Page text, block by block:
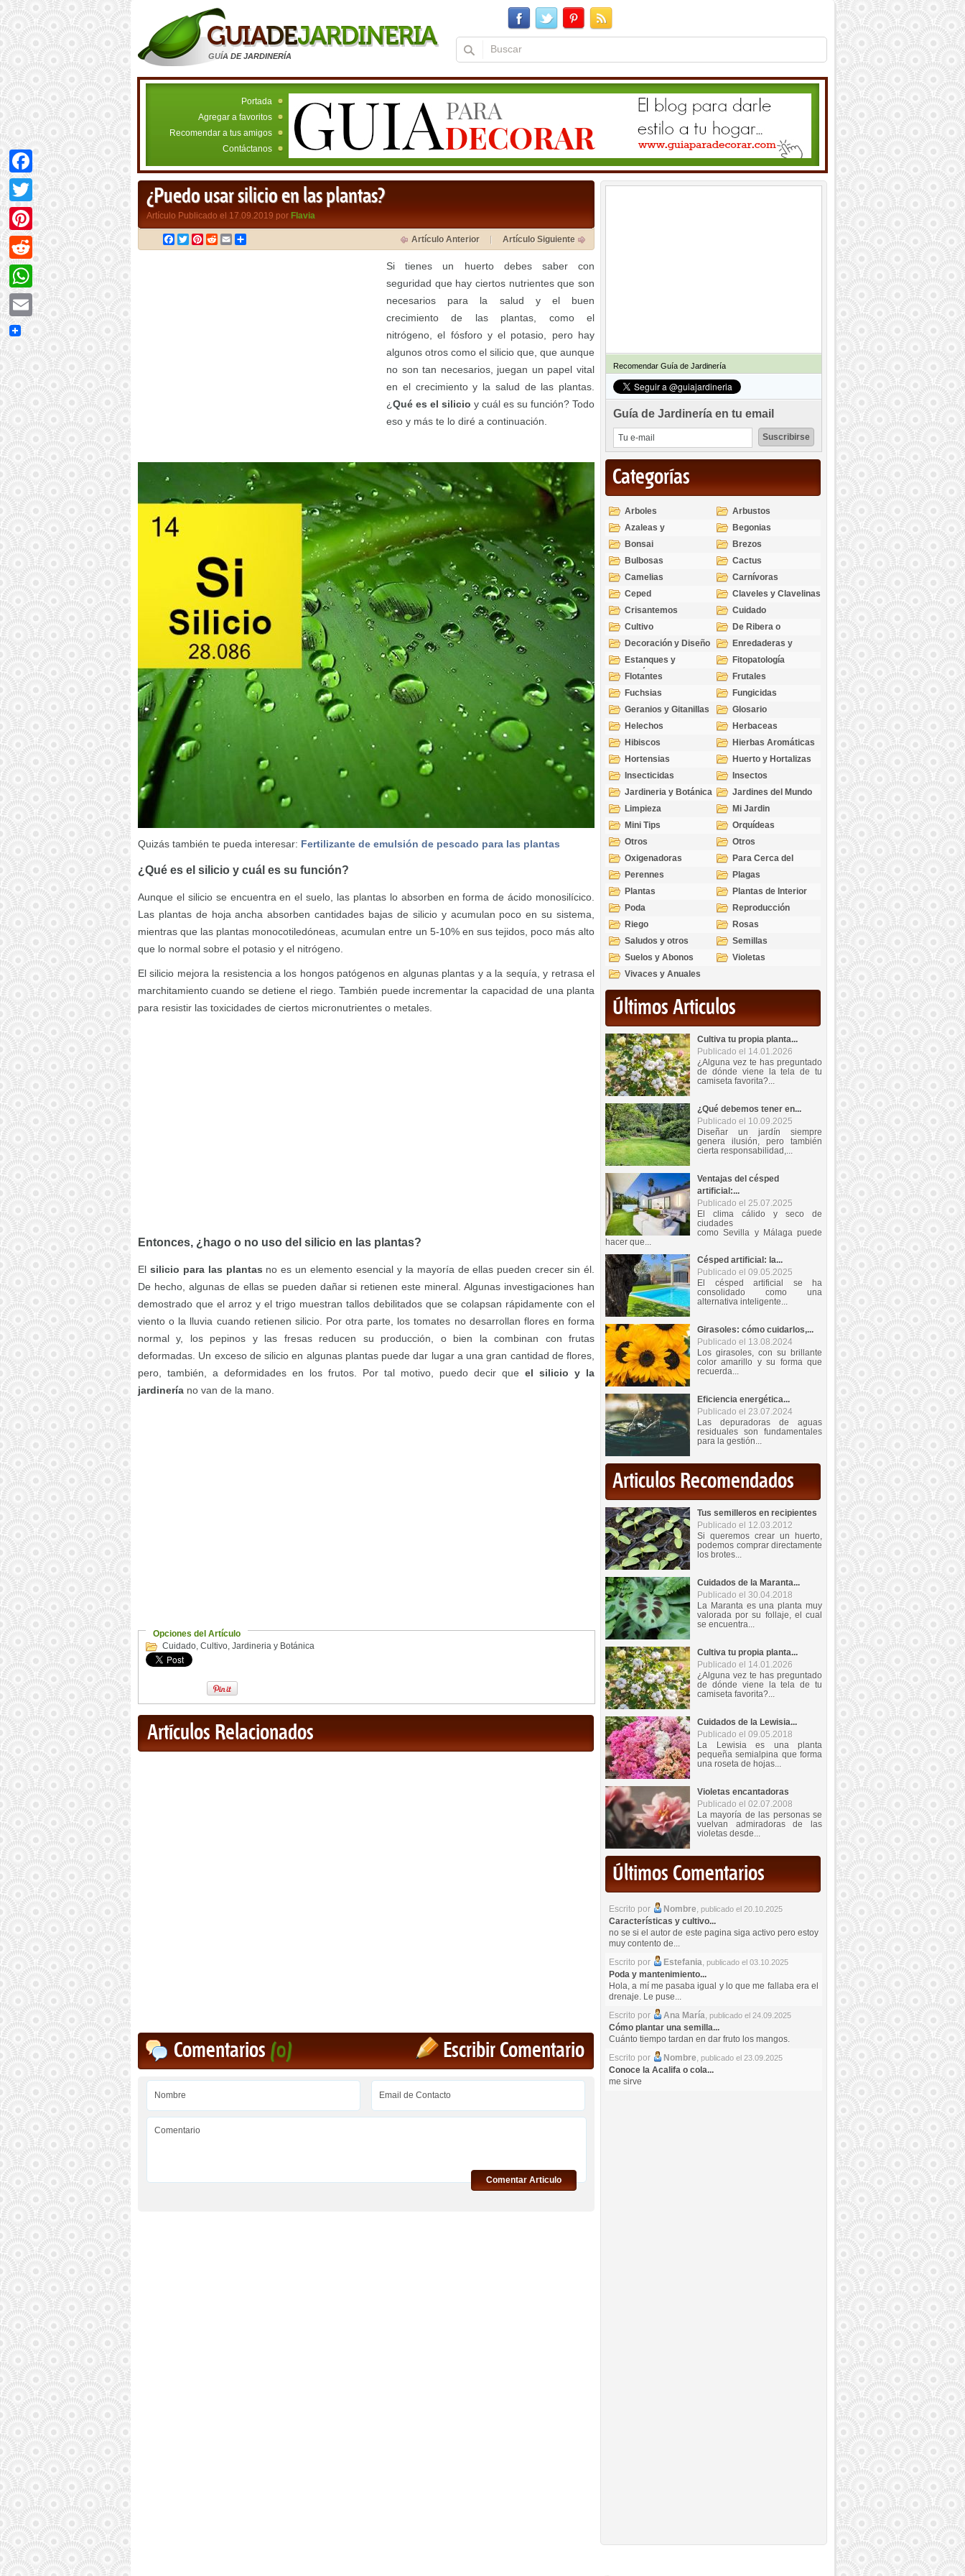
GUÍA DE JARDINERÍA
Portada
Agregar a favoritos
Recomendar a tus amigos
Contáctanos
¿Puedo usar silicio en las plantas?
Artículo Publicado el 17.09.2019 por Flavia
Facebook
TwitterPinterest
RedditEmail Artículo Anterior Artículo Siguiente
Si tienes un huerto debes saber con
seguridad que hay ciertos nutrientes que son
necesarios para la salud y el buen
crecimiento de las plantas, como el
nitrógeno, el fósforo y el potasio, pero hay
algunos otros como el silicio que, que aunque
no son tan necesarios, juegan un papel vital
en el crecimiento y la salud de las plantas.
¿Qué es el silicio y cuál es su función? Todo
eso y más te lo diré a continuación.
Quizás también te pueda interesar: Fertilizante de emulsión de pescado para las plantas
¿Qué es el silicio y cuál es su función?
Aunque el silicio se encuentra en el suelo, las plantas lo absorben en forma de ácido monosilícico.
Las plantas de hoja ancha absorben cantidades bajas de silicio y acumulan poco en su sistema,
mientras que las plantas monocotiledóneas, acumulan entre un 5-10% en sus tejidos, poco más alto
que lo normal sobre el potasio y el nitrógeno.
El silicio mejora la resistencia a los hongos patógenos en algunas plantas y a la sequía, y retrasa el
marchitamiento cuando se detiene el riego. También puede incrementar la capacidad de una planta
para resistir las toxicidades de ciertos micronutrientes o metales.
Entonces, ¿hago o no uso del silicio en las plantas?
El silicio para las plantas no es un elemento esencial y la mayoría de ellas pueden crecer sin él.
De hecho, algunas de ellas se pueden dañar si retienen este mineral. Algunas investigaciones han
demostrado que el arroz y el trigo muestran tallos debilitados que se colapsan rápidamente con el
viento o la lluvia cuando retienen silicio. Por otra parte, los tomates no desarrollan flores en forma
normal y, los pepinos y las fresas reducen su producción, o bien la combinan con frutas
deformadas. Un exceso de silicio en algunas plantas puede dar lugar a una gran cantidad de flores,
pero, también, a deformidades en los frutos. Por tal motivo, puedo decir que el silicio y la
jardinería no van de la mano.
Opciones del Artículo
Cuidado, Cultivo, Jardineria y Botánica
Artículos Relacionados
Escribir Comentario
Comentarios(0)
Comentar Articulo
Recomendar Guía de Jardinería
Guía de Jardinería en tu email
Categorías
Arboles
Arbustos
Azaleas y
Rododendros
Begonias
Bonsai
Brezos
Bulbosas
Cactus
Camelias
Carnívoras
Ceped
Claveles y Clavelinas
Crisantemos
Cuidado
Cultivo
De Ribera o
Palustres
Decoración y Diseño
Enredaderas y
cubresuelos
Estanques y
Acuáticas
Fitopatología
Flotantes
Frutales
Fuchsias
Fungicidas
Geranios y Gitanillas
Glosario
Helechos
Herbaceas
Hibiscos
Hierbas Aromáticas
Hortensias
Huerto y Hortalizas
Insecticidas
Insectos
Jardineria y Botánica
Jardines del Mundo
Limpieza
Mi Jardin
Mini Tips
Orquídeas
Otros
Otros
Oxigenadoras
Para Cerca del
Estanque
Perennes
Plagas
Plantas
Plantas de Interior
Poda
Reproducción
Riego
Rosas
Saludos y otros
temas
Semillas
Suelos y Abonos
Violetas
Vivaces y Anuales
Últimos Articulos
Cultiva tu propia planta...
Publicado el 14.01.2026
¿Alguna vez te has preguntado
de dónde viene la tela de tu
camiseta favorita?...
¿Qué debemos tener en...
Publicado el 10.09.2025
Diseñar un jardín siempre
genera ilusión, pero también
cierta responsabilidad,...
Ventajas del césped
artificial:...
Publicado el 25.07.2025
El clima cálido y seco de
ciudades
como Sevilla y Málaga puede
hacer que...
Césped artificial: la...
Publicado el 09.05.2025
El césped artificial se ha
consolidado como una
alternativa inteligente...
Girasoles: cómo cuidarlos,...
Publicado el 13.08.2024
Los girasoles, con su brillante
color amarillo y su forma que
recuerda...
Eficiencia energética...
Publicado el 23.07.2024
Las depuradoras de aguas
residuales son fundamentales
para la gestión...
Articulos Recomendados
Tus semilleros en recipientes
Publicado el 12.03.2012
Si queremos crear un huerto,
podemos comprar directamente
los brotes...
Cuidados de la Maranta...
Publicado el 30.04.2018
La Maranta es una planta muy
valorada por su follaje, el cual
se encuentra...
Cultiva tu propia planta...
Publicado el 14.01.2026
¿Alguna vez te has preguntado
de dónde viene la tela de tu
camiseta favorita?...
Cuidados de la Lewisia...
Publicado el 09.05.2018
La Lewisia es una planta
pequeña semialpina que forma
una roseta de hojas...
Violetas encantadoras
Publicado el 02.07.2008
La mayoría de las personas se
vuelvan admiradoras de las
violetas desde...
Últimos Comentarios
Escrito por Nombre, publicado el 20.10.2025
Características y cultivo...
no se si el autor de este pagina siga activo pero estoy
muy contento de...
Escrito por
Estefania, publicado el 03.10.2025
Poda y mantenimiento...
Hola, a mí me pasaba igual y lo que me fallaba era el
drenaje. Le puse...
Escrito por
Ana María, publicado el 24.09.2025
Cómo plantar una semilla...
Cuánto tiempo tardan en dar fruto los mangos.
Escrito por
Nombre, publicado el 23.09.2025
Conoce la Acalifa o cola...
me sirve
Facebook
Twitter
Pinterest
Reddit
WhatsApp
Email